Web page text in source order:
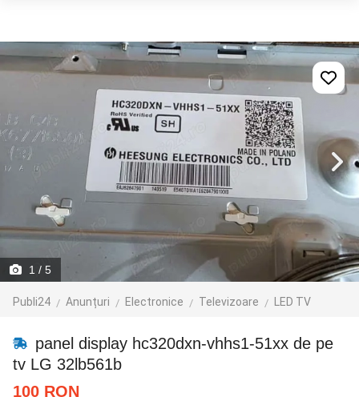
1 / 5
Publi24 Anunțuri Electronice Televizoare LED TV
panel display hc320dxn-vhhs1-51xx de pe
tv LG 32lb561b
100 RON